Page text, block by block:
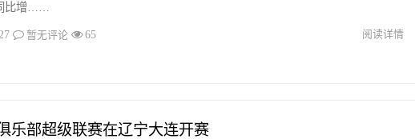
比增……
暂无评论 65 阅读详情
乐部超级联赛在辽宁大连开赛